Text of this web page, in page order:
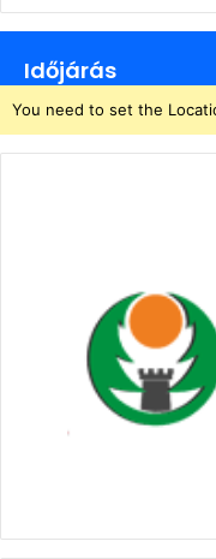
Időjárás
You need to set the